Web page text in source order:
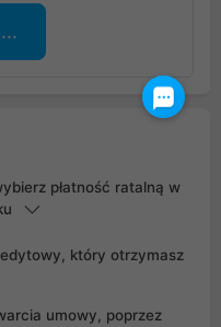
płatność ratalną w
który otrzymasz
umowy, poprzez